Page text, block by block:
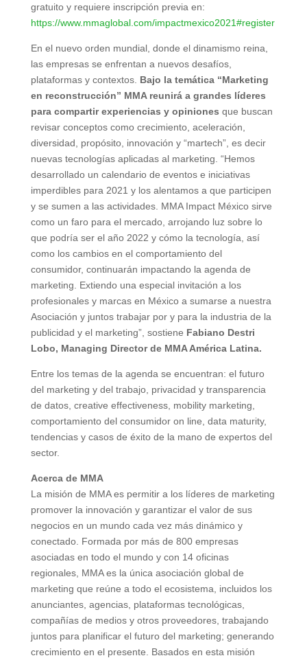
gratuito y requiere inscripción previa en:
https://www.mmaglobal.com/impactmexico2021#register
En el nuevo orden mundial, donde el dinamismo reina,
las empresas se enfrentan a nuevos desafíos,
plataformas y contextos. Bajo la temática “Marketing
en reconstrucción” MMA reunirá a grandes líderes
para compartir experiencias y opiniones que buscan
revisar conceptos como crecimiento, aceleración,
diversidad, propósito, innovación y “martech”, es decir
nuevas tecnologías aplicadas al marketing. “Hemos
desarrollado un calendario de eventos e iniciativas
imperdibles para 2021 y los alentamos a que participen
y se sumen a las actividades. MMA Impact México sirve
como un faro para el mercado, arrojando luz sobre lo
que podría ser el año 2022 y cómo la tecnología, así
como los cambios en el comportamiento del
consumidor, continuarán impactando la agenda de
marketing. Extiendo una especial invitación a los
profesionales y marcas en México a sumarse a nuestra
Asociación y juntos trabajar por y para la industria de la
publicidad y el marketing”, sostiene Fabiano Destri
Lobo, Managing Director de MMA América Latina.
Entre los temas de la agenda se encuentran: el futuro
del marketing y del trabajo, privacidad y transparencia
de datos, creative effectiveness, mobility marketing,
comportamiento del consumidor on line, data maturity,
tendencias y casos de éxito de la mano de expertos del
sector.
Acerca de MMA
La misión de MMA es permitir a los líderes de marketing
promover la innovación y garantizar el valor de sus
negocios en un mundo cada vez más dinámico y
conectado. Formada por más de 800 empresas
asociadas en todo el mundo y con 14 oficinas
regionales, MMA es la única asociación global de
marketing que reúne a todo el ecosistema, incluidos los
anunciantes, agencias, plataformas tecnológicas,
compañías de medios y otros proveedores, trabajando
juntos para planificar el futuro del marketing; generando
crecimiento en el presente. Basados en esta misión